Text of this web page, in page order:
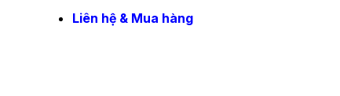
Liên hệ & Mua hàng